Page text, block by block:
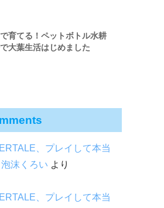
育てる！ペットボトル水耕
大葉生活はじめました
、プレイして本当
泡沫くろい より
、プレイして本当